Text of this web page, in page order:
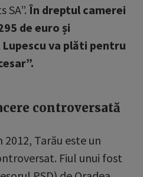
SA”.În dreptul camerei
de euro și
va plăti pentru
controversată
2012, Tarău este un
Fiul unui fost